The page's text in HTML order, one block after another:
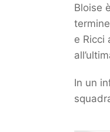
Bloise
e Ricci
In un